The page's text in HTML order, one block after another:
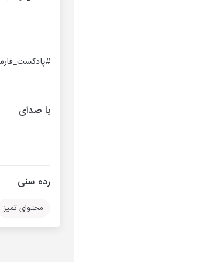
با صدای
رده سنی
محتوای تمیز